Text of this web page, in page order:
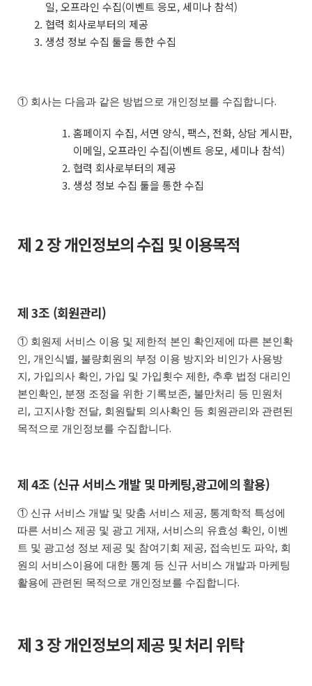
일, 오프라인 수집(이벤트 응모, 세미나 참석)
협력 회사로부터의 제공
생성 정보 수집 툴을 통한 수집
① 회사는 다음과 같은 방법으로 개인정보를 수집합니다.
홈페이지 수집, 서면 양식, 팩스, 전화, 상담 게시판,
이메일, 오프라인 수집(이벤트 응모, 세미나 참석)
협력 회사로부터의 제공
생성 정보 수집 툴을 통한 수집
제 2 장 개인정보의 수집 및 이용목적
제 3조 (회원관리)
① 회원제 서비스 이용 및 제한적 본인 확인제에 따른 본인확
인, 개인식별, 불량회원의 부정 이용 방지와 비인가 사용방
지, 가입의사 확인, 가입 및 가입횟수 제한, 추후 법정 대리인
본인확인, 분쟁 조정을 위한 기록보존, 불만처리 등 민원처
리, 고지사항 전달, 회원탈퇴 의사확인 등 회원관리와 관련된
목적으로 개인정보를 수집합니다.
제 4조 (신규 서비스 개발 및 마케팅,광고에의 활용)
① 신규 서비스 개발 및 맞춤 서비스 제공, 통계학적 특성에
따른 서비스 제공 및 광고 게재, 서비스의 유효성 확인, 이벤
트 및 광고성 정보 제공 및 참여기회 제공, 접속빈도 파악, 회
원의 서비스이용에 대한 통계 등 신규 서비스 개발과 마케팅
활용에 관련된 목적으로 개인정보를 수집합니다.
제 3 장 개인정보의 제공 및 처리 위탁